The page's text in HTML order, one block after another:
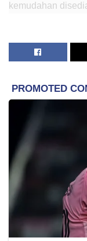
kemudahan
mencari alternatif
atau bilik stor
“Ruang khas
ibu berkerjaya
selama enam
tanggungjawab,”
Sambutan
di sini, hari ini.
Dr Noor Haliza
penyusuan di
produktiviti
kecemasan